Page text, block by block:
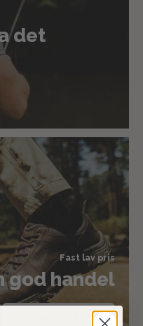
det
Fast lav pris
god handel